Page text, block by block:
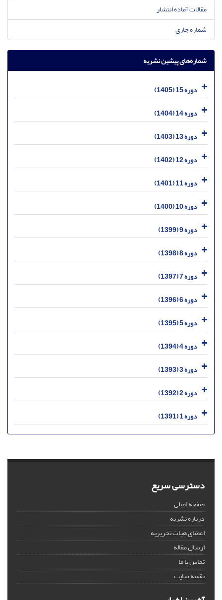
مقالات آماده انتشار
شماره جاری
شماره‌های پیشین نشریه
دوره 15 (1405)
دوره 14 (1404)
دوره 13 (1403)
دوره 12 (1402)
دوره 11 (1401)
دوره 10 (1400)
دوره 9 (1399)
دوره 8 (1398)
دوره 7 (1397)
دوره 6 (1396)
دوره 5 (1395)
دوره 4 (1394)
دوره 3 (1393)
دوره 2 (1392)
دوره 1 (1391)
دسترسی سریع
صفحه اصلی
درباره نشریه
اعضای هیات تحریریه
ارسال مقاله
تماس با ما
نقشه سایت